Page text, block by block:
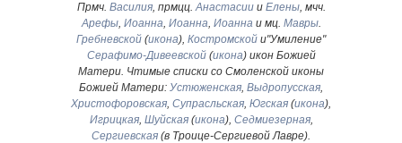
Прмч. Василия, прмцц.Анастасиии Елены, мчч.
Арефы, Иоанна, Иоанна, Иоанна и мц. Мавры.
Гребневской (икона), Костромской и"Умиление"
Серафимо-Дивеевской(икона) икон Божией
Матери. Чтимые списки со Смоленской иконы
Божией Матери: Устюженская, Выдропусская,
Христофоровская, Супрасльская, Югская (икона),
Игрицкая, Шуйская(икона), Седмиезерная,
Сергиевская (в Троице-Сергиевой Лавре).